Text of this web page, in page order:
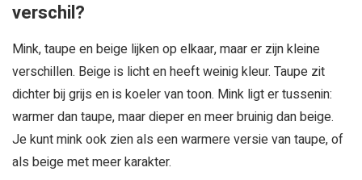
verschil?
Mink, taupe en beige lijken op elkaar, maar er zijn kleine
verschillen. Beige is licht en heeft weinig kleur. Taupe zit
dichter bij grijs en is koeler van toon. Mink ligt er tussenin:
warmer dan taupe, maar dieper en meer bruinig dan beige.
Je kunt mink ook zien als een warmere versie van taupe, of
als beige met meer karakter.